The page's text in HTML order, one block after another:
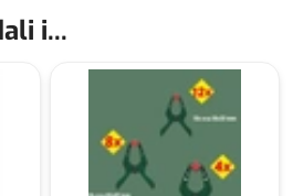
i...